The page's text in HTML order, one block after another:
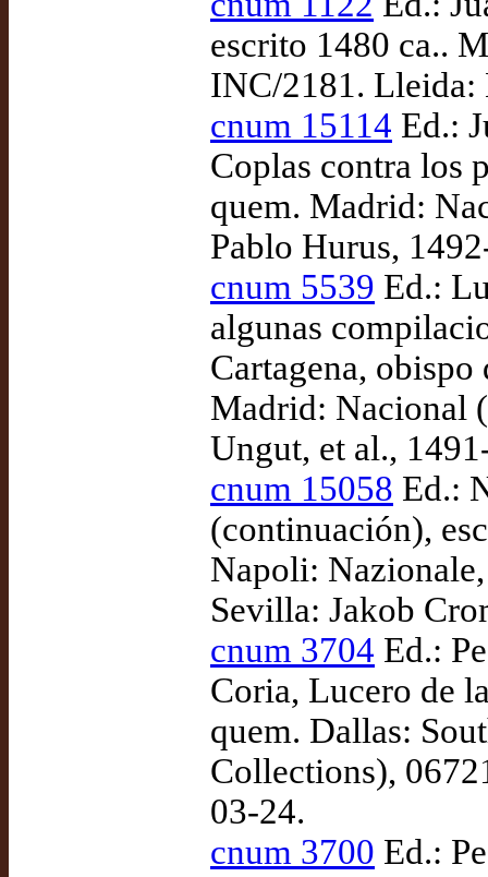
escrito 1480 ca..
INC/2181. Lleida:
cnum 15114 Ed.:
Coplas contra los
quem. Madrid:
Pablo Hurus,
cnum 5539 Ed.:
algunas
Cartagena,
Madrid: Nacional
Ungut, et al.,
cnum 15058 Ed.:
(continuación),
Napoli:
Sevilla: Jakob
cnum 3704 Ed.:
Coria, Lucero de
quem. Dallas:
Collections),
03-24.
cnum 3700 Ed.: